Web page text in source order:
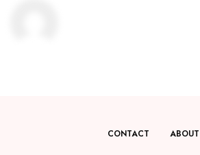
CONTACT ABOUT